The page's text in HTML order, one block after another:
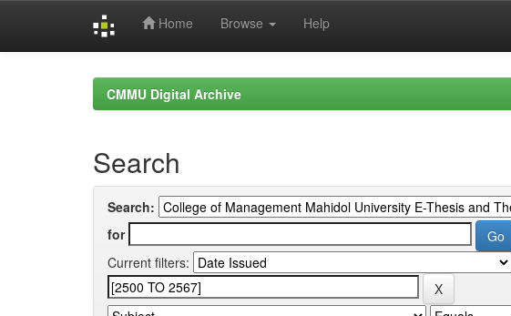
Home Browse Help
CMMU Digital Archive
Search
Search:
for
Current filters: